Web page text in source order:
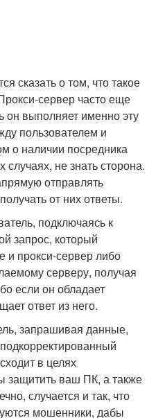
сказать о том, что такое
сервер часто еще
он выполняет именно эту
пользователем и
о наличии посредника
случаях, не знать сторона.
отправлять
от них ответы.
подключаясь к
запрос, который
и прокси-сервер либо
серверу, получая
если он обладает
ответ из него.
запрашивая данные,
в целях
защитить ваш ПК, а также
случается и так, что
мошенники, дабы